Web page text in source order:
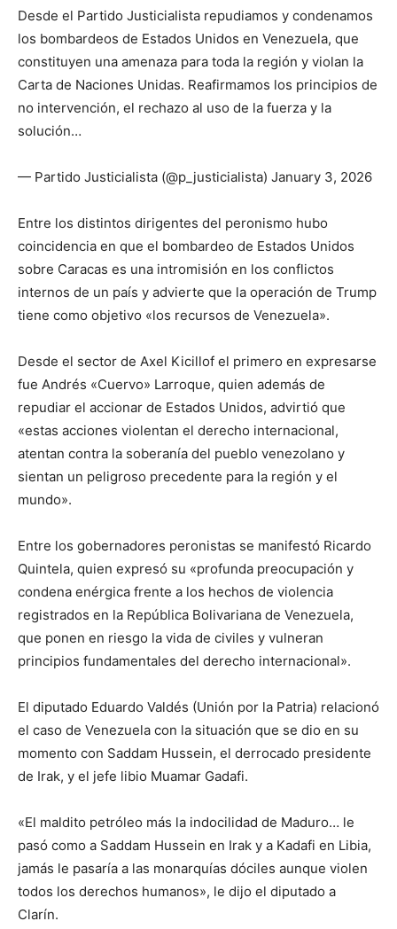
Desde el Partido Justicialista repudiamos y condenamos
los bombardeos de Estados Unidos en Venezuela, que
constituyen una amenaza para toda la región y violan la
Carta de Naciones Unidas. Reafirmamos los principios de
no intervención, el rechazo al uso de la fuerza y la
solución…
— Partido Justicialista (@p_justicialista) January 3, 2026
Entre los distintos dirigentes del peronismo hubo
coincidencia en que el bombardeo de Estados Unidos
sobre Caracas es una intromisión en los conflictos
internos de un país y advierte que la operación de Trump
tiene como objetivo «los recursos de Venezuela».
Desde el sector de Axel Kicillof el primero en expresarse
fue Andrés «Cuervo» Larroque, quien además de
repudiar el accionar de Estados Unidos, advirtió que
«estas acciones violentan el derecho internacional,
atentan contra la soberanía del pueblo venezolano y
sientan un peligroso precedente para la región y el
mundo».
Entre los gobernadores peronistas se manifestó Ricardo
Quintela, quien expresó su «profunda preocupación y
condena enérgica frente a los hechos de violencia
registrados en la República Bolivariana de Venezuela,
que ponen en riesgo la vida de civiles y vulneran
principios fundamentales del derecho internacional».
El diputado Eduardo Valdés (Unión por la Patria) relacionó
el caso de Venezuela con la situación que se dio en su
momento con Saddam Hussein, el derrocado presidente
de Irak, y el jefe libio Muamar Gadafi.
«El maldito petróleo más la indocilidad de Maduro… le
pasó como a Saddam Hussein en Irak y a Kadafi en Libia,
jamás le pasaría a las monarquías dóciles aunque violen
todos los derechos humanos», le dijo el diputado a
Clarín.